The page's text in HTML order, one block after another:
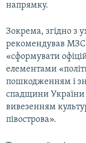
напрямку.
Зокрема, згідно з
рекомендував МЗС
«сформувати
елементами
пошкодженням і
спадщини
вивезенням
півострова».